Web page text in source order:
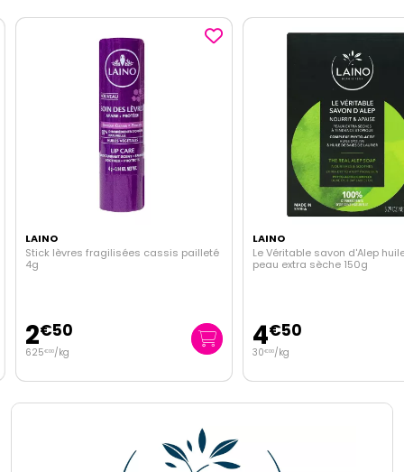
LAINO
Stick lèvres fragilisées cassis pailleté
4g
2€50
625€00/kg
LAINO
Le Véritable savon d'Alep
peau extra sèche 150g
4€50
30€00/kg